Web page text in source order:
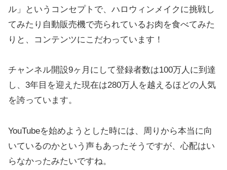
ル」というコンセプトで、ハロウィンメイクに挑戦し
てみたり自動販売機で売られているお肉を食べてみた
りと、コンテンツにこだわっています！
チャンネル開設9ヶ月にして登録者数は100万人に到達
し、3年目を迎えた現在は280万人を越えるほどの人気
を誇っています。
YouTubeを始めようとした時には、周りから本当に向
いているのかという声もあったそうですが、心配はい
らなかったみたいですね。